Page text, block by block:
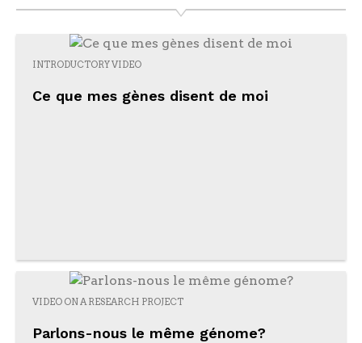
INTRODUCTORY VIDEO
Ce que mes gènes disent de moi
VIDEO ON A RESEARCH PROJECT
Parlons-nous le même génome?